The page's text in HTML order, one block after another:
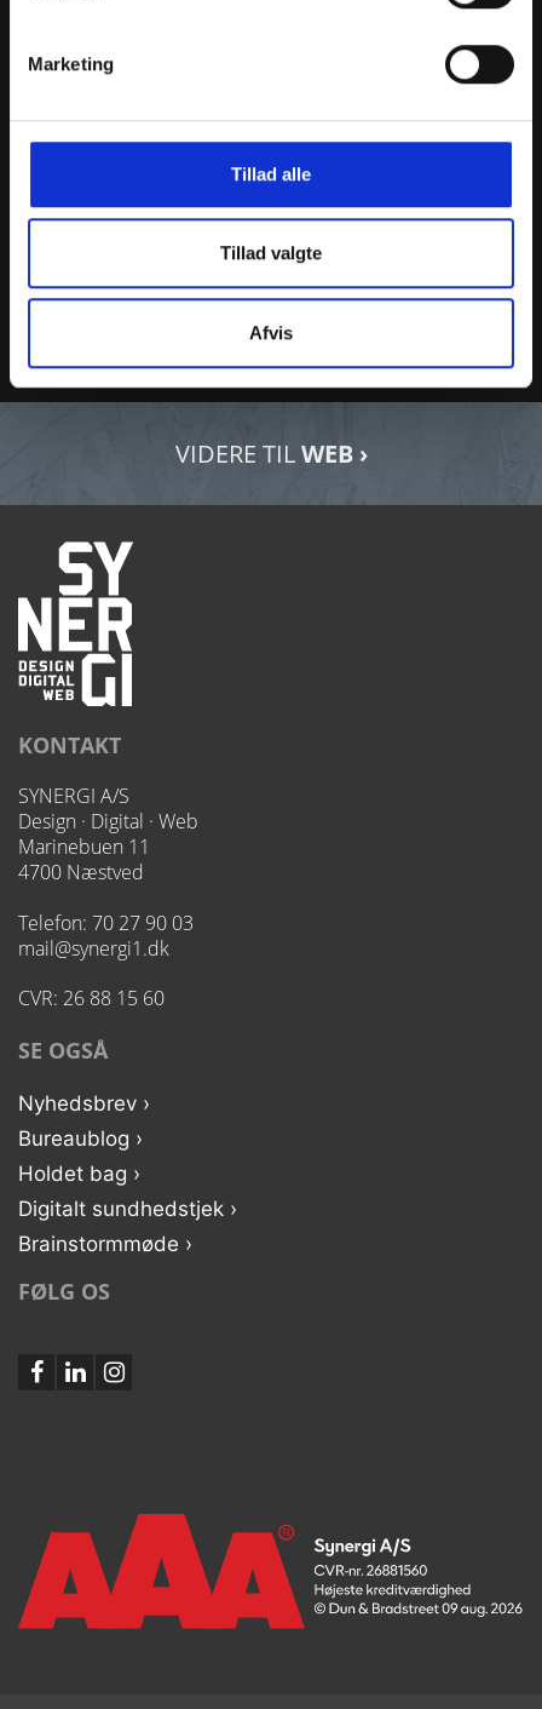
Marketing
Tillad alle
Tillad valgte
Afvis
LOUISE NEUMANN FRANDSEN
VIDERE TILWEB ›
KONTAKT
SYNERGI A/S
Design · Digital · Web
Marinebuen 11
4700 Næstved
Telefon: 70 27 90 03
mail@synergi1.dk
CVR: 26 88 15 60
SE OGSÅ
Nyhedsbrev ›
Bureaublog ›
Holdet bag ›
Digitalt sundhedstjek ›
Brainstormmøde ›
FØLG OS